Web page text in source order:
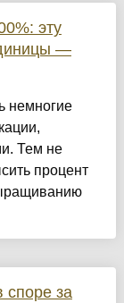
эту
—
немногие
Тем не
процент
споре за